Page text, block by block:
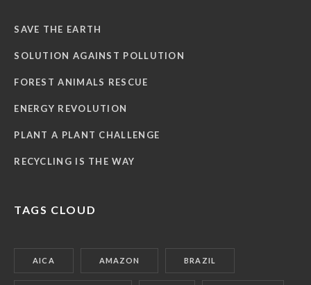
SAVE THE EARTH
SOLUTION AGAINST POLLUTION
FOREST ANIMALS RESCUE
ENERGY REVOLUTION
PLANT A PLANT CHALLENGE
RECYCLING IS THE WAY
TAGS CLOUD
AICA AMAZON BRAZIL